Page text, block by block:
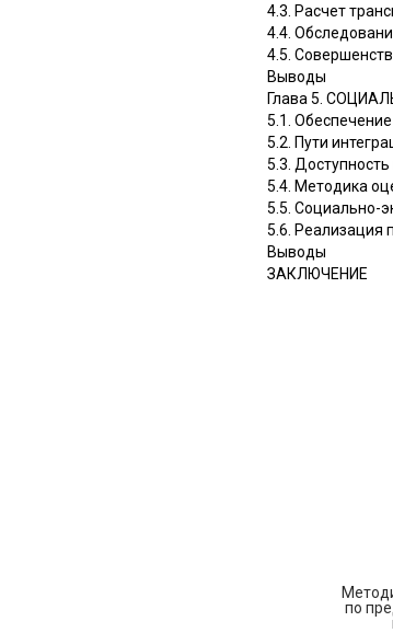
4.3. Расчет
4.4.
4.5.
Выводы
Глава 5.
5.1.
5.2. Пути
5.3.
5.4. Методика
5.5. Социально-
5.6. Реализация
Выводы
ЗАКЛЮЧЕНИЕ
по